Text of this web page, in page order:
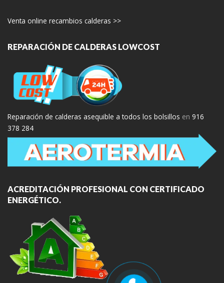
Venta online recambios calderas >>
REPARACIÓN DE CALDERAS LOWCOST
Reparación de calderas asequible a todos los bolsillos en 916
378 284
ACREDITACIÓN PROFESIONAL CON CERTIFICADO
ENERGÉTICO.